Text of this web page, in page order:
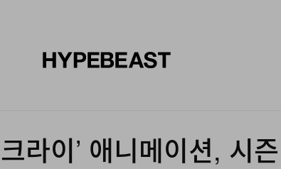
라이’ 애니메이션, 시